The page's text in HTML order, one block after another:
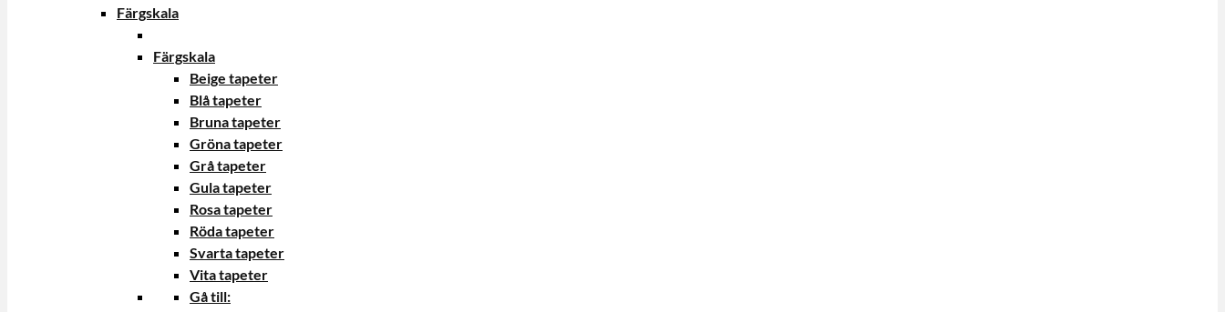
Färgskala
Färgskala
Beige tapeter
Blå tapeter
Bruna tapeter
Gröna tapeter
Grå tapeter
Gula tapeter
Rosa tapeter
Röda tapeter
Svarta tapeter
Vita tapeter
Gå till: